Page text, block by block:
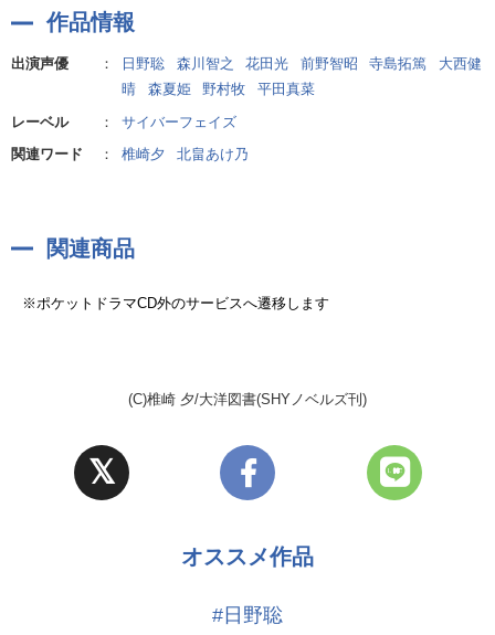
作品情報
出演声優 ： 日野聡 森川智之 花田光 前野智昭 寺島拓篤
大西健
晴
森夏姫 野村牧
平田真菜
レーベル
：
サイバーフェイズ
関連ワード
： 椎崎夕 北畠あけ乃
関連商品
※ポケットドラマCD外のサービスへ遷移します
(C)椎崎 夕/大洋図書(SHYノベルズ刊)
オススメ作品
#日野聡